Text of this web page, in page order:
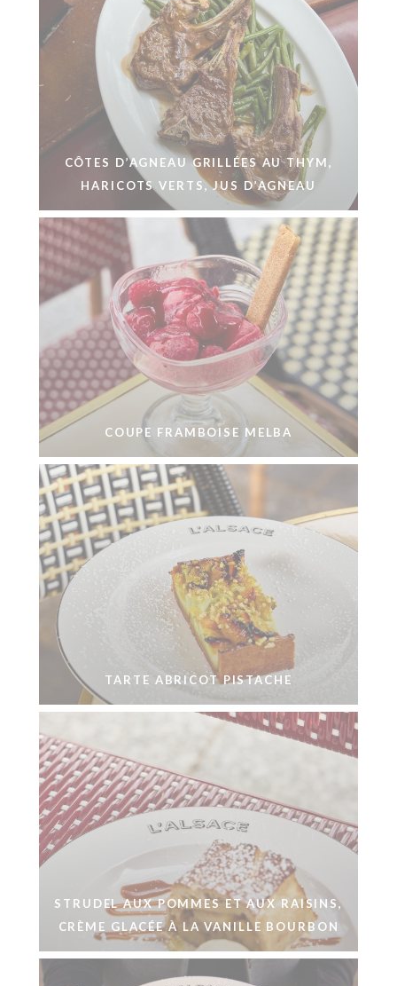
CÔTES D’AGNEAU GRILLÉES AU THYM,
HARICOTS VERTS, JUS D’AGNEAU
COUPE FRAMBOISE MELBA
TARTE ABRICOT PISTACHE
STRUDEL AUX POMMES ET AUX RAISINS,
CRÈME GLACÉE À LA VANILLE BOURBON